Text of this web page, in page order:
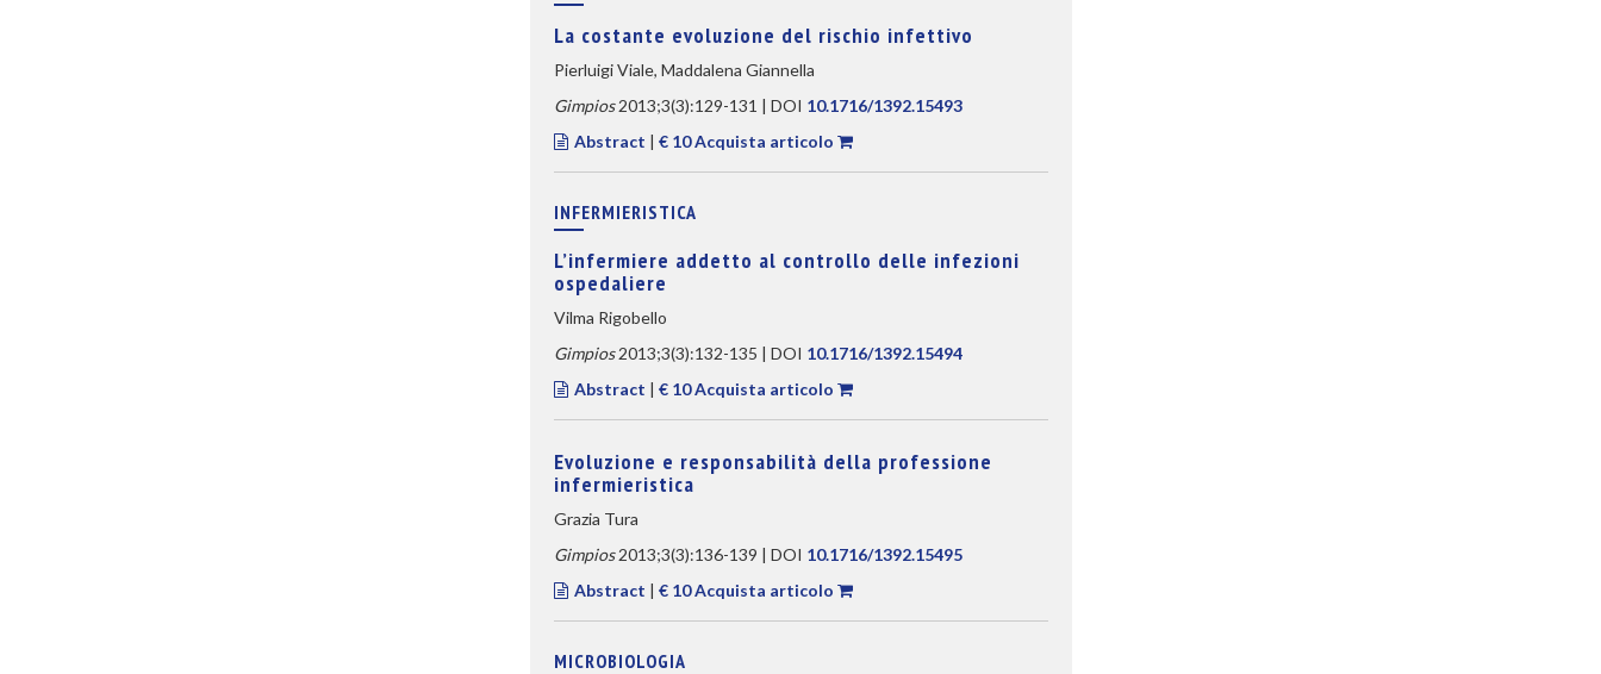
La costante evoluzione del rischio infettivo
Pierluigi Viale, Maddalena Giannella
Gimpios2013;3(3):129-131 | DOI 10.1716/1392.15493
Abstract | € 10 Acquista articolo
INFERMIERISTICA
L’infermiere addetto al controllo delle infezioni
ospedaliere
Vilma Rigobello
Gimpios2013;3(3):132-135 | DOI 10.1716/1392.15494
Abstract | € 10 Acquista articolo
Evoluzione e responsabilità della professione
infermieristica
Grazia Tura
Gimpios2013;3(3):136-139 | DOI 10.1716/1392.15495
Abstract | € 10 Acquista articolo
MICROBIOLOGIA